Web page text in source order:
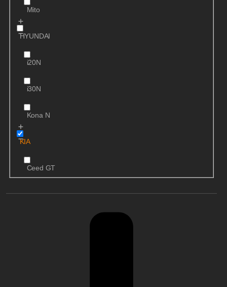
Mito
HYUNDAI
i20N
i30N
Kona N
KIA
Ceed GT